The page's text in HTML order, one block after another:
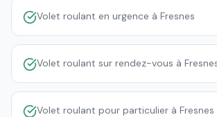
Volet roulant en urgence à Fresnes
Volet roulant sur rendez-vous à
Volet roulant pour particulier à Fresnes